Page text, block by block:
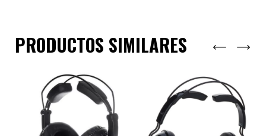
PRODUCTOS SIMILARES